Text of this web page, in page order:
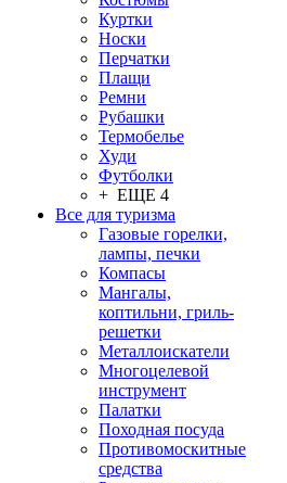
Куртки
Носки
Перчатки
Плащи
Ремни
Рубашки
Термобелье
Худи
Футболки
+ ЕЩЕ 4
Все для туризма
Газовые горелки,
лампы, печки
Компасы
Мангалы,
коптильни, гриль-
решетки
Металлоискатели
Многоцелевой
инструмент
Палатки
Походная посуда
Противомоскитные
средства